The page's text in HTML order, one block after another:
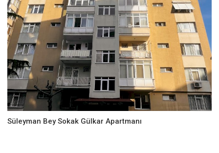
Süleyman Bey Sokak Gülkar Apartmanı